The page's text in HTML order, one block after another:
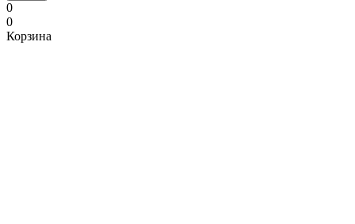
0
0
Корзина